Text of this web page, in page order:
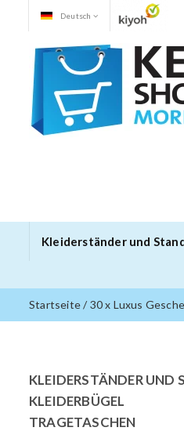
Deutsch
Kleiderständer und
Startseite/30 x Luxus
KLEIDERBÜGEL
TRAGETASCHEN